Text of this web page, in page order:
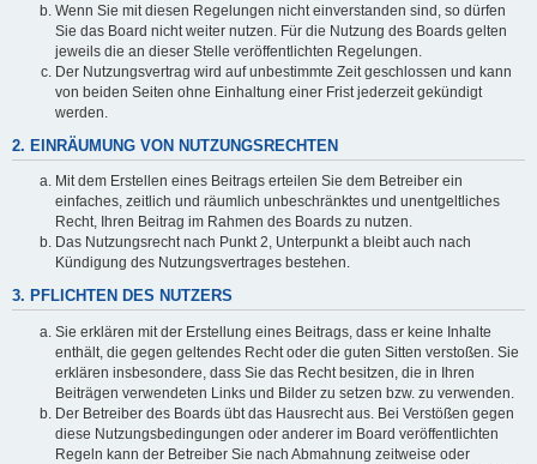
Wenn Sie mit diesen Regelungen nicht einverstanden sind, so dürfen
Sie das Board nicht weiter nutzen. Für die Nutzung des Boards gelten
jeweils die an dieser Stelle veröffentlichten Regelungen.
Der Nutzungsvertrag wird auf unbestimmte Zeit geschlossen und kann
von beiden Seiten ohne Einhaltung einer Frist jederzeit gekündigt
werden.
2. EINRÄUMUNG VON NUTZUNGSRECHTEN
Mit dem Erstellen eines Beitrags erteilen Sie dem Betreiber ein
einfaches, zeitlich und räumlich unbeschränktes und unentgeltliches
Recht, Ihren Beitrag im Rahmen des Boards zu nutzen.
Das Nutzungsrecht nach Punkt 2, Unterpunkt a bleibt auch nach
Kündigung des Nutzungsvertrages bestehen.
3. PFLICHTEN DES NUTZERS
Sie erklären mit der Erstellung eines Beitrags, dass er keine Inhalte
enthält, die gegen geltendes Recht oder die guten Sitten verstoßen. Sie
erklären insbesondere, dass Sie das Recht besitzen, die in Ihren
Beiträgen verwendeten Links und Bilder zu setzen bzw. zu verwenden.
Der Betreiber des Boards übt das Hausrecht aus. Bei Verstößen gegen
diese Nutzungsbedingungen oder anderer im Board veröffentlichten
Regeln kann der Betreiber Sie nach Abmahnung zeitweise oder